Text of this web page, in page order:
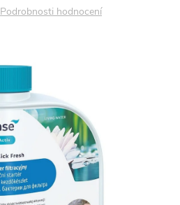
Podrobnosti hodnocení